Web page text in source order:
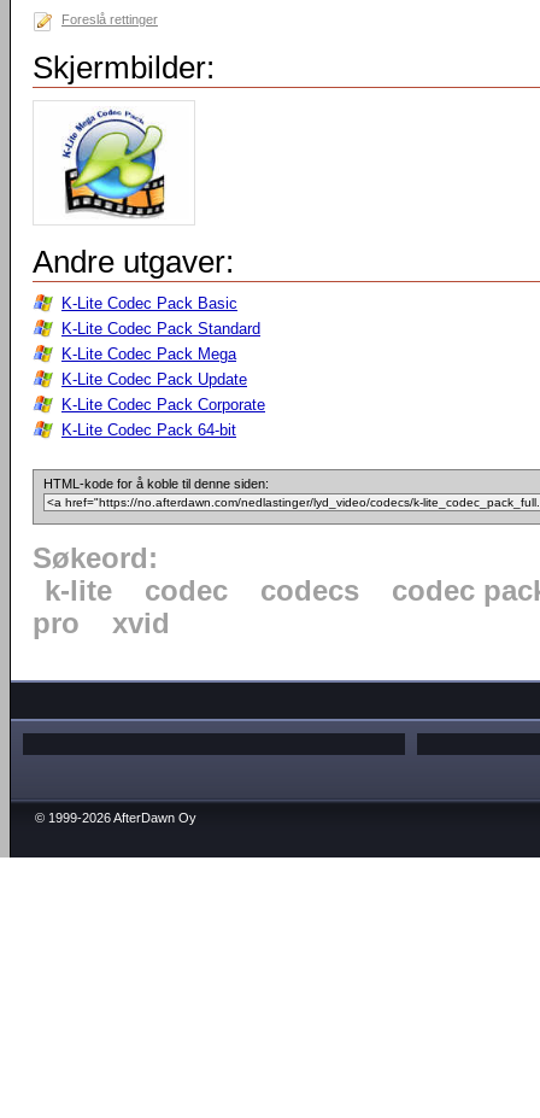
Foreslå rettinger
Skjermbilder:
Andre utgaver:
K-Lite Codec Pack Basic
K-Lite Codec Pack Standard
K-Lite Codec Pack Mega
K-Lite Codec Pack Update
K-Lite Codec Pack Corporate
K-Lite Codec Pack 64-bit
HTML-kode for å koble til denne siden:
Søkeord:
k-lite
codec codecs
codec
pro
xvid
© 1999-2026 AfterDawn Oy